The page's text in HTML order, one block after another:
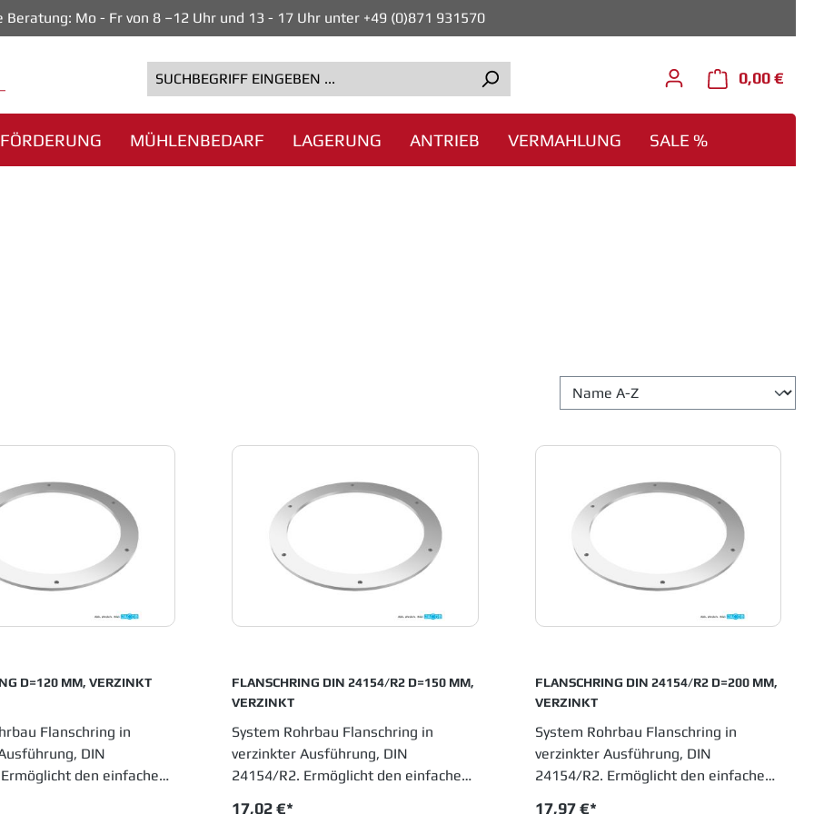
Beratung: Mo - Fr von 8 –12 Uhr und 13 - 17 Uhr unter +49 (0)871 931570
0,00 €
FÖRDERUNG MÜHLENBEDARF LAGERUNG ANTRIEB VERMAHLUNG SALE %
D=120 MM, VERZINKT
Flanschring in
DIN
den einfachen
FLANSCHRING DIN 24154/R2 D=150 MM,
VERZINKT
System Rohrbau Flanschring in
verzinkter Ausführung, DIN
24154/R2. Ermöglicht den einfachen
17,02 €*
FLANSCHRING DIN 24154/R2 D=200 MM,
VERZINKT
System Rohrbau Flanschring in
verzinkter Ausführung, DIN
24154/R2. Ermöglicht den einfachen
17,97 €*